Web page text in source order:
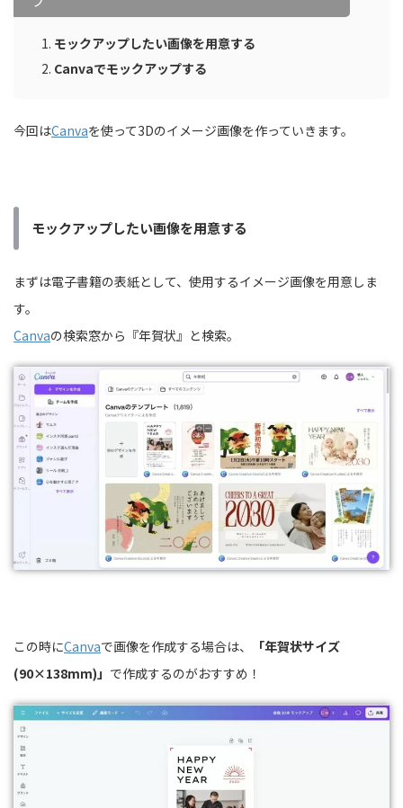
モックアップしたい画像を用意する
Canvaでモックアップする
今回はCanvaを使って3Dのイメージ画像を作っていきます。
モックアップしたい画像を用意する
まずは電子書籍の表紙として、使用するイメージ画像を用意しま
す。
Canvaの検索窓から『年賀状』と検索。
この時にCanvaで画像を作成する場合は、
「年賀状サイズ
(90×138mm)」 で作成するのがおすすめ！